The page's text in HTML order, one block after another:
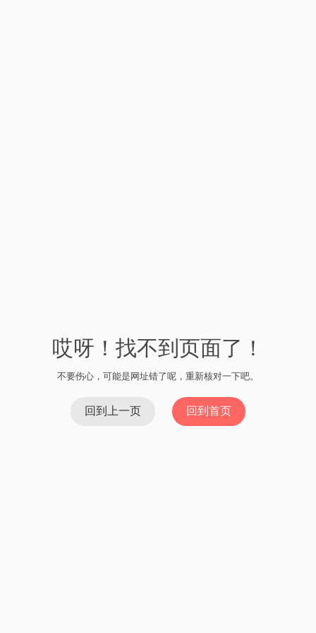
哎呀！找不到页面了！
不要伤心，可能是网址错了呢，重新核对一下吧。
回到上一页 回到首页